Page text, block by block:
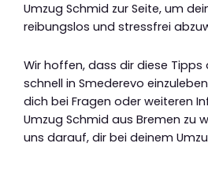
Umzug Schmid zur Seite, um
reibungslos und stressfrei
Wir hoffen, dass dir diese Tipps
schnell in Smederevo
dich bei Fragen oder weiteren
Umzug Schmid aus Bremen zu
uns darauf, dir bei deinem